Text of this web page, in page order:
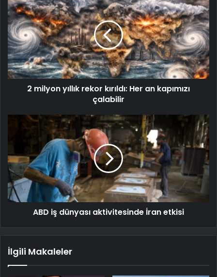
2 milyon yıllık rekor kırıldı: Her an kapımızı
çalabilir
ABD iş dünyası aktivitesinde İran etkisi
İlgili Makaleler